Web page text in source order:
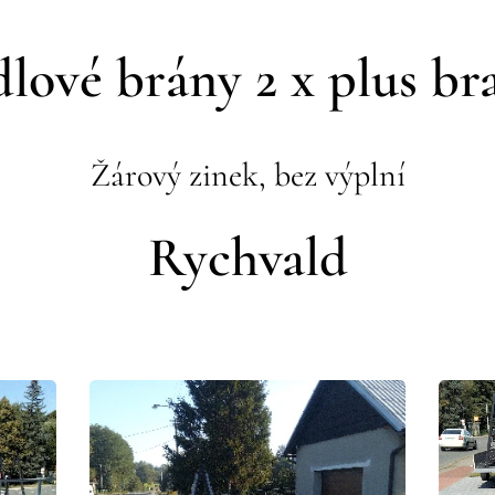
brány 2 x plus
Žárový zinek, bez výplní
Rychvald